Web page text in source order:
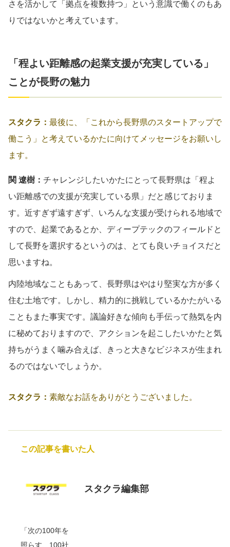
さを活かして「拠点を複数持つ」という意識で働くのもあ
りではないかと考えています。
「程よい距離感の起業支援が充実している」
ことが長野の魅力
スタクラ： 最後に、「これから長野県のスタートアップで
働こう」と考えているかたに向けてメッセージをお願いし
ます。
関 遼樹： チャレンジしたいかたにとって長野県は「程よ
い距離感での支援が充実している県」だと感じておりま
す。近すぎず遠すぎず、いろんな支援が受けられる地域で
すので、起業であるとか、ディープテックのフィールドと
して長野を選択するというのは、とても良いチョイスだと
思いますね。
内陸地域なこともあって、長野県はやはり堅実な方が多く
住む土地です。しかし、精力的に挑戦しているかたがいる
こともまた事実です。議論好きな傾向も手伝って熱気を内
に秘めておりますので、アクションを起こしたいかたと気
持ちがうまく噛み合えば、きっと大きなビジネスが生まれ
るのではないでしょうか。
スタクラ： 素敵なお話をありがとうございました。
この記事を書いた人
スタクラ編集部
「次の100年を
照らす、100社